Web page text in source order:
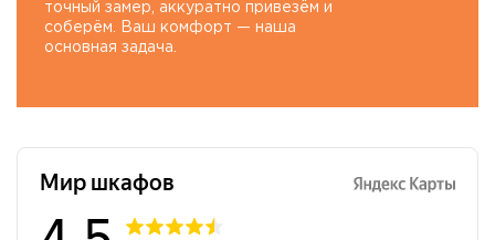
точный замер, аккуратно привезём и
соберём. Ваш комфорт — наша
основная задача.